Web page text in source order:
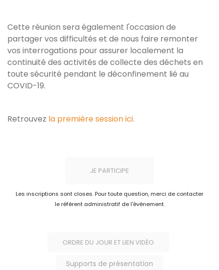
Cette réunion sera également l'occasion de
partager vos difficultés et de nous faire remonter
vos interrogations pour assurer localement la
continuité des activités de collecte des déchets en
toute sécurité pendant le déconfinement lié au
COVID-19.
Retrouvez la première session ici.
JE PARTICIPE
Les inscriptions sont closes. Pour toute question, merci de contacter
le référent administratif de l'événement.
ORDRE DU JOUR ET LIEN VIDÉO
Supports de présentation